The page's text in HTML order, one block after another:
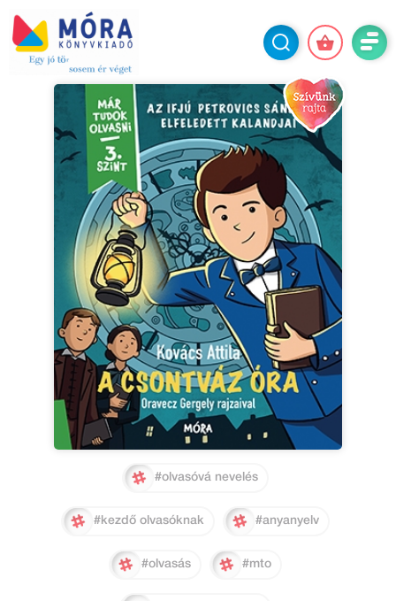
#olvasóvá nevelés
#kezdő olvasóknak #anyanyelv
#olvasás #mto